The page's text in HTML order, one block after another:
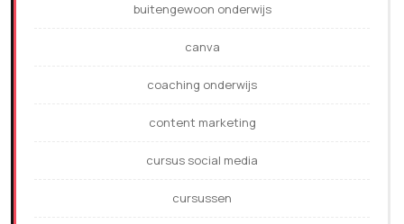
buitengewoon onderwijs
canva
coaching onderwijs
content marketing
cursus social media
cursussen